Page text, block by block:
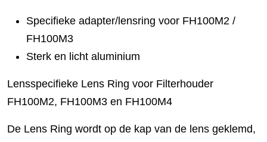
Specifieke adapter/lensring voor FH100M2 /
FH100M3
Sterk en licht aluminium
Lensspecifieke Lens Ring voor Filterhouder
FH100M2, FH100M3 en FH100M4
De Lens Ring wordt op de kap van de lens geklemd,